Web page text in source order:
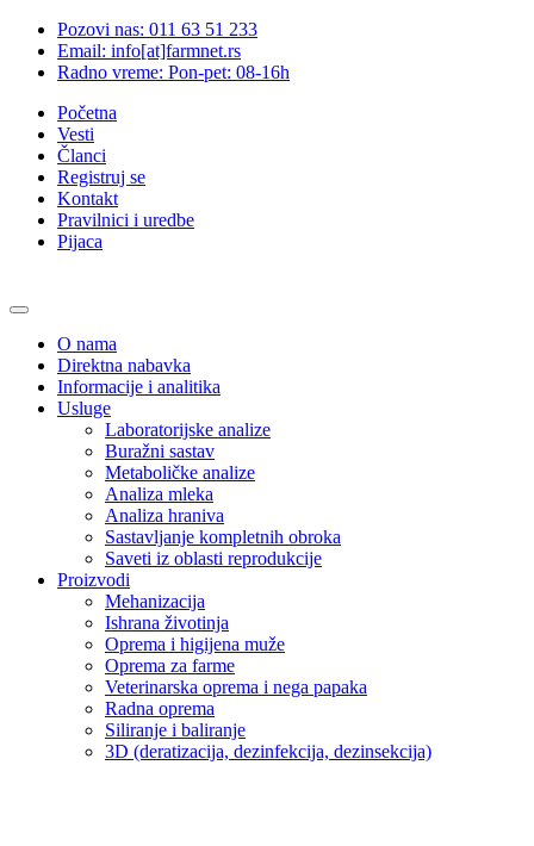
Pozovi nas: 011 63 51 233
Email: info[at]farmnet.rs
Radno vreme: Pon-pet: 08-16h
Početna
Vesti
Članci
Registruj se
Kontakt
Pravilnici i uredbe
Pijaca
O nama
Direktna nabavka
Informacije i analitika
Usluge
Laboratorijske analize
Buražni sastav
Metaboličke analize
Analiza mleka
Analiza hraniva
Sastavljanje kompletnih obroka
Saveti iz oblasti reprodukcije
Proizvodi
Mehanizacija
Ishrana životinja
Oprema i higijena muže
Oprema za farme
Veterinarska oprema i nega papaka
Radna oprema
Siliranje i baliranje
3D (deratizacija, dezinfekcija, dezinsekcija)